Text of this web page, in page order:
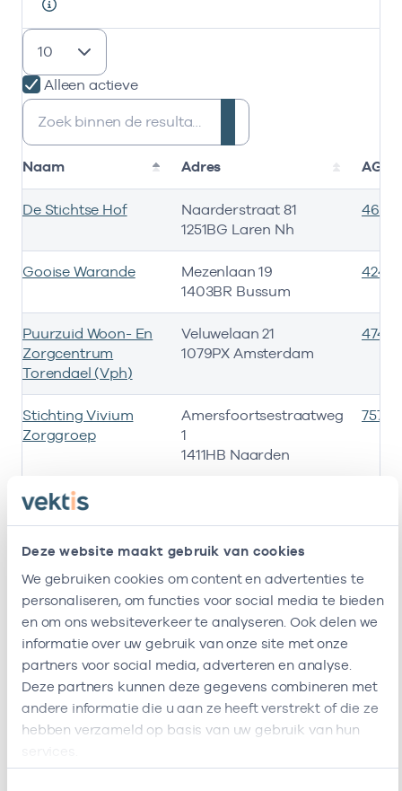
Deze website maakt gebruik van cookies
We gebruiken cookies om content en advertenties te
personaliseren, om functies voor social media te bieden
en om ons websiteverkeer te analyseren. Ook delen we
informatie over uw gebruik van onze site met onze
partners voor social media, adverteren en analyse.
Deze partners kunnen deze gegevens combineren met
andere informatie die u aan ze heeft verstrekt of die ze
hebben verzameld op basis van uw gebruik van hun
Alleen actieve
Zoeken:
Naam Adres AGB-
De Stichtse Hof
Naarderstraat 81
1251BG Laren Nh
Gooise Warande
Mezenlaan 19
1403BR Bussum
Puurzuid Woon- En
Zorgcentrum
Torendael (Vph)
Veluwelaan 21
1079PX Amsterdam
Stichting Vivium
Zorggroep
Amersfoortsestraatweg
1
1411HB Naarden
Verpleeghuis
Hogewey
Verpleeghuis
Naarderheem
Amersfoortsestraatweg
1
1411HB Naarden
Verzorgingscentrum
De Bolder (Vph)
Akkerweg 57
1276BB Huizen
Verzorgingshuis De
Zandzee
Iepenlaan 354
1406RG Bussum
Vivium Zorggroep
Amersfoortsestraatweg
-